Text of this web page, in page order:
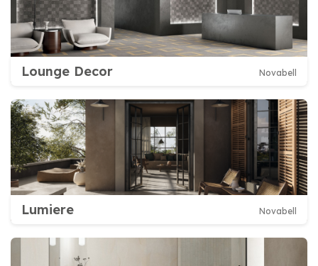
Lounge Decor Novabell
Lumiere Novabell